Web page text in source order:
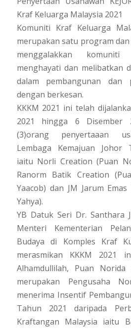
Kraf Keluarga Malaysia 2021
Komuniti Kraf Keluarga
merupakan satu program
menggalakkan
menghayati dan melibatkan
dalam pembangunan dan
dengan berkesan.
KKKM 2021 ini telah
2021 hingga 6 Disember
(3)orang penyertaaan
Lembaga Kemajuan Johor
iaitu Norli Creation (Puan
Ranorm Batik Creation
Yaacob) dan JM Jarum
Yahya).
YB Datuk Seri Dr. Santhara
Menteri Kementerian
Budaya di Komples Kraf
merasmikan KKKM 2021
Alhamdullilah, Puan
merupakan Pengusaha
menerima Insentif
Tahun 2021 daripada
Kraftangan Malaysia iaitu